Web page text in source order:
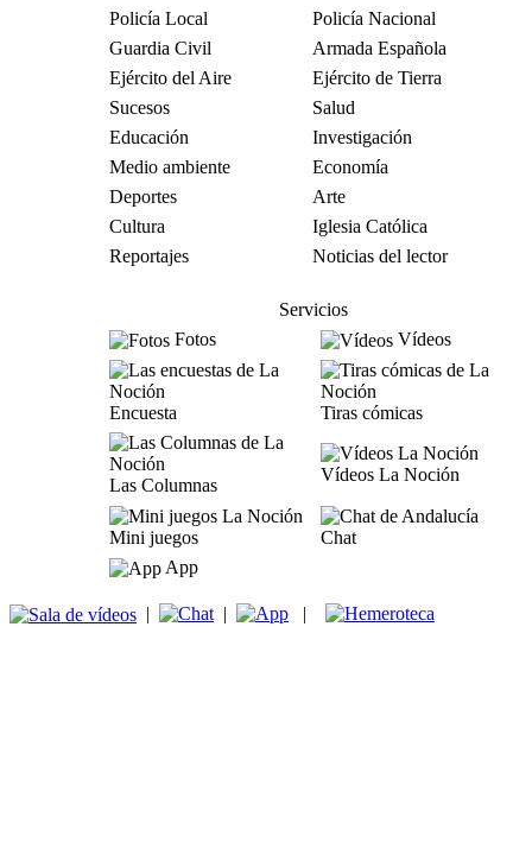
Policía Local
Policía Nacional
Guardia Civil
Armada Española
Ejército del Aire
Ejército de Tierra
Sucesos
Salud
Educación
Investigación
Medio ambiente
Economía
Deportes
Arte
Cultura
Iglesia Católica
Reportajes
Noticias del lector
Servicios
Fotos
Vídeos
Encuesta Tiras cómicas
Las Columnas
Vídeos La Noción
Mini juegos
Chat
App
| | |